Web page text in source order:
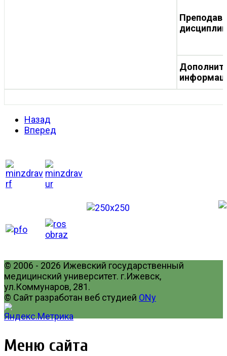
Назад
Вперед
© 2006 - 2026 Ижевский государственный
медицинский университет. г.Ижевск,
ул.Коммунаров, 281.
© Сайт разработан веб студией ONy
Меню сайта